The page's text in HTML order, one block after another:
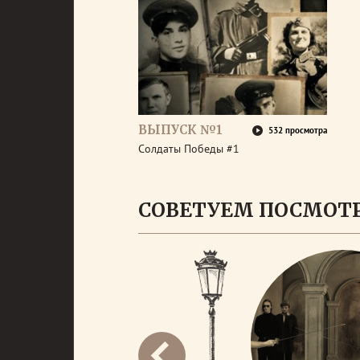
ВЫПУСК №1 532 просмотра
Солдаты Победы #1
СОВЕТУЕМ